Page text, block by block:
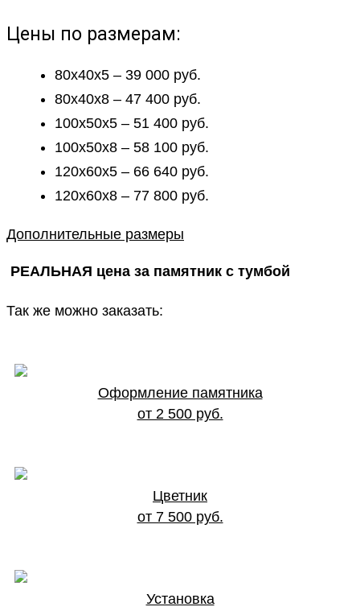
Цены по размерам:
80х40х5 – 39 000 руб.
80х40х8 – 47 400 руб.
100х50х5 – 51 400 руб.
100х50х8 – 58 100 руб.
120х60х5 – 66 640 руб.
120х60х8 – 77 800 руб.
Дополнительные размеры
РЕАЛЬНАЯ цена за памятник с тумбой
Так же можно заказать:
Оформление памятника
от 2 500 руб.
Цветник
от 7 500 руб.
Установка